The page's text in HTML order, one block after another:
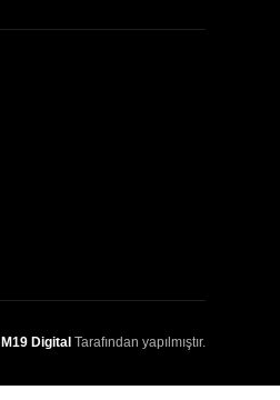
M19 DigitalTarafından yapılmıştır.